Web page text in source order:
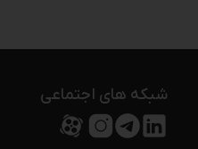
شبکه های اجتماعی